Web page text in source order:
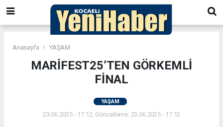
Anasayfa YAŞAM
MARİFEST25’TEN GÖRKEMLİ
FİNAL
YAŞAM
23.06.2025 - 17:12, Güncelleme: 23.06.2025 - 17:12